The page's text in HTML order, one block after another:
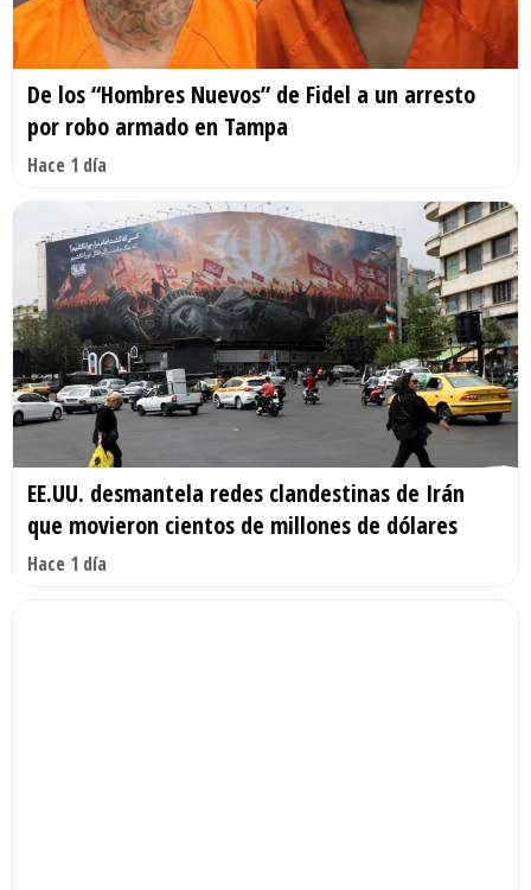
De los “Hombres Nuevos” de Fidel a un arresto
por robo armado en Tampa
Hace 1 día
EE.UU. desmantela redes clandestinas de Irán
que movieron cientos de millones de dólares
Hace 1 día